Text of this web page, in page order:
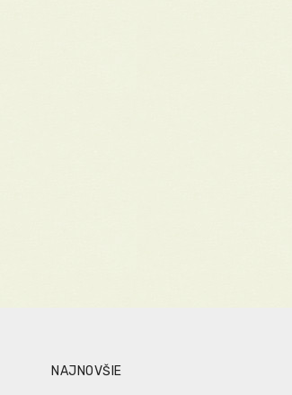
NAJNOVŠIE